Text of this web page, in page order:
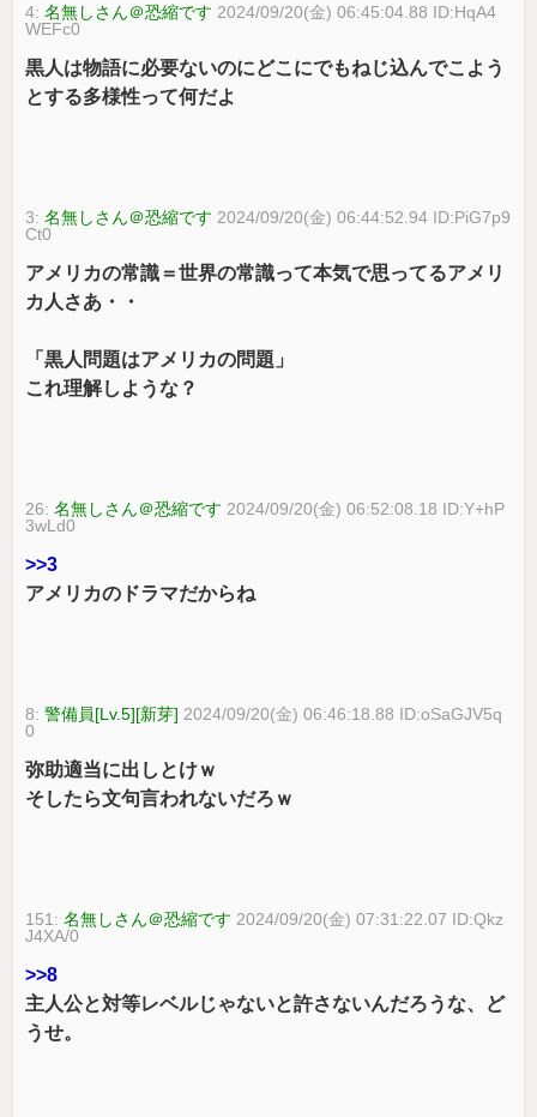
4:名無しさん＠恐縮です 2024/09/20(金) 06:45:04.88 ID:HqA4
WEFc0
黒人は物語に必要ないのにどこにでもねじ込んでこよう
とする多様性って何だよ
3:名無しさん＠恐縮です 2024/09/20(金) 06:44:52.94 ID:PiG7p9
Ct0
アメリカの常識＝世界の常識って本気で思ってるアメリ
カ人さあ・・
「黒人問題はアメリカの問題」
これ理解しような？
26:名無しさん＠恐縮です 2024/09/20(金) 06:52:08.18 ID:Y+hP
3wLd0
>>3
アメリカのドラマだからね
8:警備員[Lv.5][新芽] 2024/09/20(金) 06:46:18.88 ID:oSaGJV5q
0
弥助適当に出しとけｗ
そしたら文句言われないだろｗ
151:名無しさん＠恐縮です 2024/09/20(金) 07:31:22.07 ID:Qkz
J4XA/0
>>8
主人公と対等レベルじゃないと許さないんだろうな、ど
うせ。